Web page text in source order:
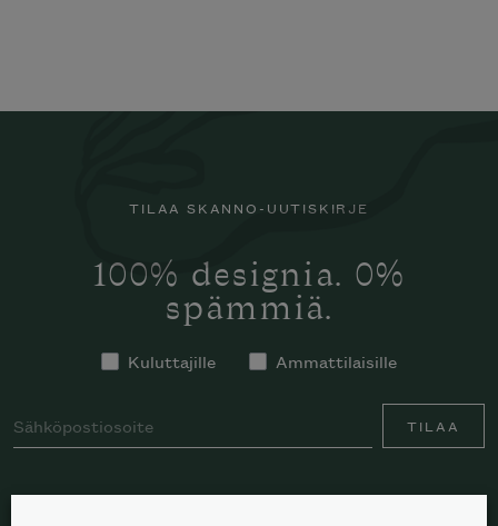
TILAA SKANNO-UUTISKIRJE
100% designia. 0%
spämmiä.
Kuluttajille Ammattilaisille
TILAA